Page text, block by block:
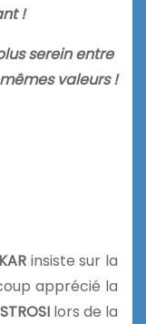
!
serein entre
valeurs !
insiste sur la
apprécié la
lors de la